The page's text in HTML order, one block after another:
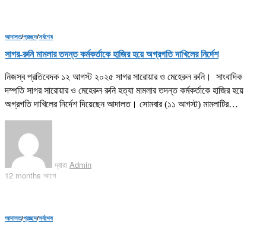
আদালত/প্রচ্ছদ/সর্বশেষ
সাগর-রুনি মামলার তদন্ত কর্মকর্তাকে হাজির হয়ে অগ্রগতি দাখিলের নির্দেশ
নিজস্ব প্রতিবেদক ১২ আগস্ট ২০২৫ সাগর সারোয়ার ও মেহেরুন রুনি। সাংবাদিক
দম্পতি সাগর সারোয়ার ও মেহেরুন রুনি হত্যা মামলার তদন্ত কর্মকর্তাকে হাজির হয়ে
অগ্রগতি দাখিলের নির্দেশ দিয়েছেন আদালত। সোমবার (১১ আগস্ট) মামলাটির…
দ্বারা Admin
12 months আগে
আদালত/প্রচ্ছদ/সর্বশেষ